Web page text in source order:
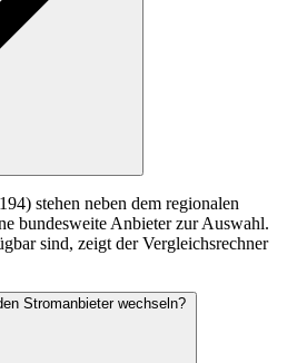
stehen neben dem regionalen
bundesweite Anbieter zur Auswahl.
sind, zeigt der Vergleichsrechner
Stromanbieter wechseln?